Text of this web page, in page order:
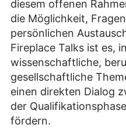
diesem offenen
die Möglichkeit,
persönlichen
Fireplace Talks ist es,
wissenschaftliche,
gesellschaftliche
einen direkten Dialog
der
fördern.